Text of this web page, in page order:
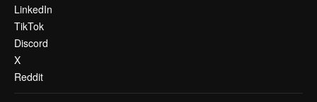
LinkedIn
TikTok
Discord
X
Reddit